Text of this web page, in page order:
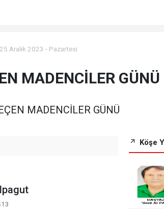
25 Aralık 2023 - Pazartesi
MADENCİLER GÜNÜ
MADENCİLER GÜNÜ
Köşe